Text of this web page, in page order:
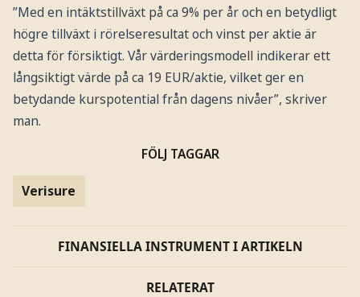
”Med en intäktstillväxt på ca 9% per år och en betydligt
högre tillväxt i rörelseresultat och vinst per aktie är
detta för försiktigt. Vår värderingsmodell indikerar ett
långsiktigt värde på ca 19 EUR/aktie, vilket ger en
betydande kurspotential från dagens nivåer”, skriver
man.
FÖLJ TAGGAR
Verisure
FINANSIELLA INSTRUMENT I ARTIKELN
RELATERAT